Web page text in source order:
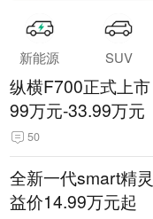
新能源 SUV
纵横F700正式上
99万元-33.99万元
50
全新一代smart精
益价14.99万元起